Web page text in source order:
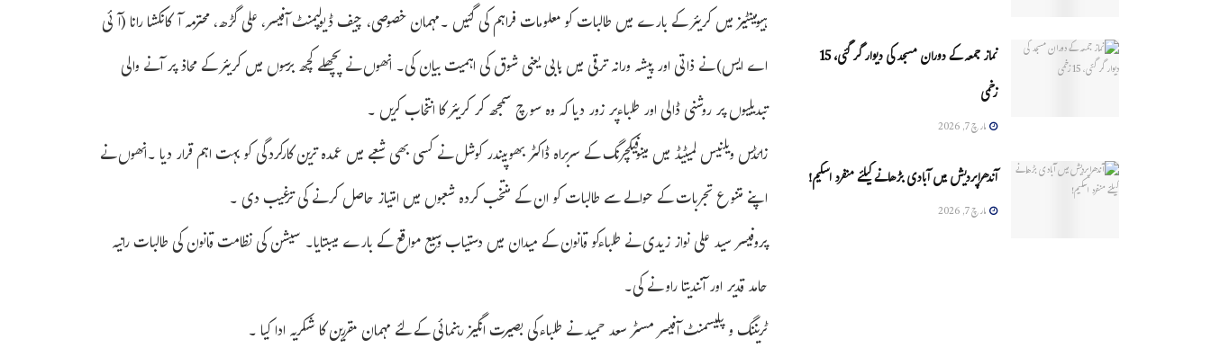
ہیومینٹیز میں کریئر کے بارے میں طالبات کو معلومات فراہم کی گئیں ۔مہمان خصوصی، چیف ڈیولپمنٹ آفیسر، علی گڑھ، محترمہ آکانکشا رانا (آئی
اے ایس) نے ذاتی اور پیشہ ورانہ ترقی میں ہابی یعنی شوق کی اہمیت بیان کی۔ انھوں نے پچھلے کچھ برسوں میں کریئر کے محاذ پر آنے والی
تبدیلیوں پر روشنی ڈالی اور طلباءپر زور دیا کہ وہ سوچ سمجھ کر کریئر کا انتخاب کریں ۔
زائڈس ویلنیس لمیٹیڈ میں مینوفیکچرنگ کے سربراہ ڈاکٹر بھوپیندر کوشل نے کسی بھی شعبے میں عمدہ ترین کارکردگی کو بہت اہم قرار دیا ۔انھوں نے
اپنے متنوع تجربات کے حوالے سے طالبات کو ان کے منتخب کردہ شعبوں میں امتیاز حاصل کرنے کی ترغیب دی ۔
پروفیسر سید علی نواز زیدی نے طلباءکو قانون کے میدان میں دستیاب وسیع مواقع کے بارے میںبتایا۔ سیشن کی نظامت قانون کی طالبات رانیہ
حامد قدیر اور آنندیتا راو نے کی۔
ٹریننگ و پلیسمنٹ آفیسر مسٹر سعد حمید نے طلباءکی بصیرت انگیز رہنمائی کے لئے مہمان مقررین کا شکریہ ادا کیا ۔
نماز جمعہ کے دوران مسجد کی دیوار گر گئی، 15
زخمی
مارچ 7, 2026
آندھراپردیش میں آبادی بڑھانے کیلئے منفرد اسکیم!
مارچ 7, 2026